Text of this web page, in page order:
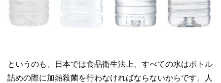
というのも、日本では食品衛生法上、すべての水はボトル
詰めの際に加熱殺菌を行わなければならないからです。人